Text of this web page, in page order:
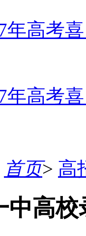
年高考
年高考
首页> 高
中高